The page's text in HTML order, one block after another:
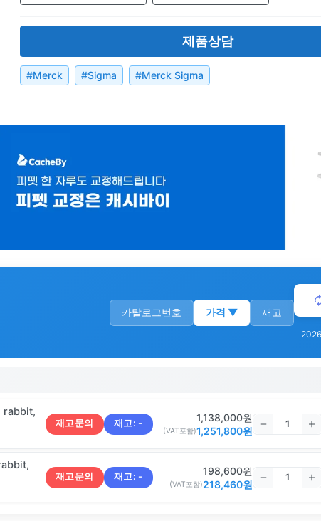
제품상담
#Merck #Sigma #Merck Sigma
카탈로그번호 가격 ▼ 재고
rabbit,
재고문의 재고: - 1,138,000원
(VAT포함)1,251,800원
재고문의 재고: - 198,600원
(VAT포함)218,460원